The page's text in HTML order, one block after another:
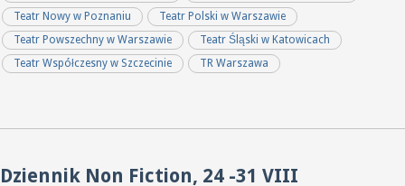
Teatr Nowy w Poznaniu
Teatr Polski w Warszawie
Teatr Powszechny w Warszawie
Teatr Śląski w Katowicach
Teatr Współczesny w Szczecinie
TR Warszawa
Dziennik Non Fiction, 24 -31 VIII